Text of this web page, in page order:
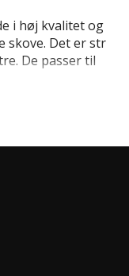
i høj kvalitet og
skove. Det er str
De passer til